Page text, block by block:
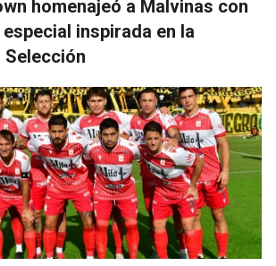
homenajeó a Malvinas con
inspirada en la
Selección